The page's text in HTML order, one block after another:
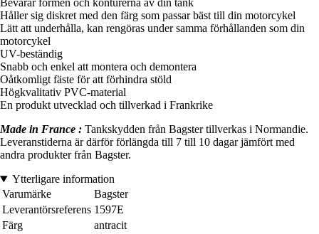
Bevarar formen och konturerna av din tank
Håller sig diskret med den färg som passar bäst till din motorcykel
Lätt att underhålla, kan rengöras under samma förhållanden som din
motorcykel
UV-beständig
Snabb och enkel att montera och demontera
Oåtkomligt fäste för att förhindra stöld
Högkvalitativ PVC-material
En produkt utvecklad och tillverkad i Frankrike
Made in France : Tankskydden från Bagster tillverkas i Normandie.
Leveranstiderna är därför förlängda till 7 till 10 dagar jämfört med
andra produkter från Bagster.
Ytterligare information
Varumärke
Bagster
Leverantörsreferens 1597E
Färg
antracit